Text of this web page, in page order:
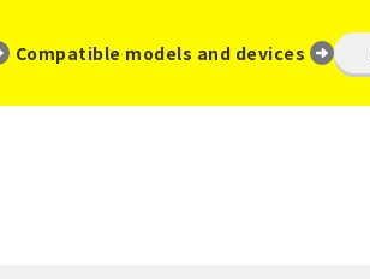
Compatible models and devices